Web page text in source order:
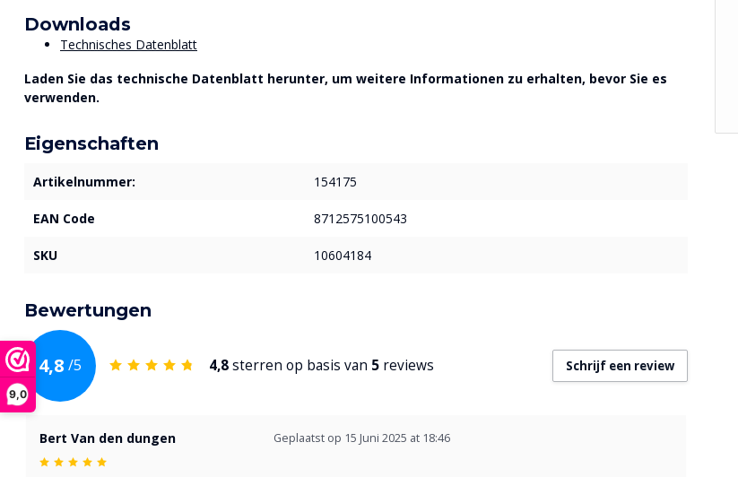
9,0
Downloads
Technisches Datenblatt
Laden Sie das technische Datenblatt herunter, um weitere Informationen zu erhalten, bevor Sie es
verwenden.
Eigenschaften
Artikelnummer: 154175
EAN Code 8712575100543
SKU 10604184
Bewertungen
4,8 /5 4,8sterren op basis van 5 reviews Schrijf een review
Bert Van den dungen Geplaatst op 15 Juni 2025 at 18:46